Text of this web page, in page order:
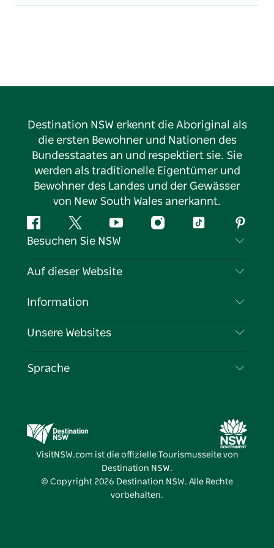
Destination NSW erkennt die Aboriginal als
die ersten Bewohner und Nationen des
Bundesstaates an und respektiert sie. Sie
werden als traditionelle Eigentümer und
Bewohner des Landes und der Gewässer
von New South Wales anerkannt.
FacebookTwitter YouTubeInstagramTikTok
Besuchen Sie NSW
Kontaktieren Sie uns
Cookie-Hinweis
Auf dieser Website
Reiseziele
Veranstaltungen
Information
Reiseinformationen
Unternehmen in NSW
Unsere Websites
Destination NSW Medienzentrum
Vivid Sydney
Sprache
VisitNSW.com ist die offizielle Tourismusseite von
Destination NSW.
© Copyright 2026 Destination NSW. Alle Rechte
vorbehalten.